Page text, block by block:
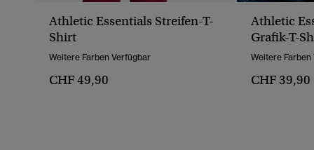
Athletic Essentials Streifen-T-
Shirt
Weitere Farben Verfügbar
CHF 49,90
Athletic
Grafik-T-
Weitere Farben
CHF 39,90